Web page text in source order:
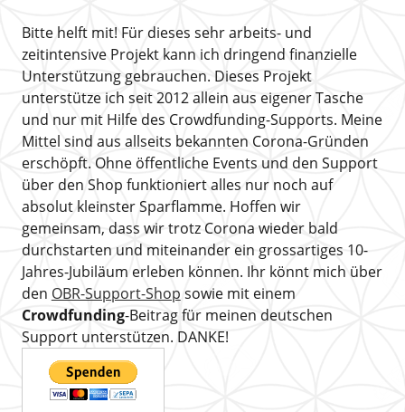
Bitte helft mit! Für dieses sehr arbeits- und
zeitintensive Projekt kann ich dringend finanzielle
Unterstützung gebrauchen. Dieses Projekt
unterstütze ich seit 2012 allein aus eigener Tasche
und nur mit Hilfe des Crowdfunding-Supports. Meine
Mittel sind aus allseits bekannten Corona-Gründen
erschöpft. Ohne öffentliche Events und den Support
über den Shop funktioniert alles nur noch auf
absolut kleinster Sparflamme. Hoffen wir
gemeinsam, dass wir trotz Corona wieder bald
durchstarten und miteinander ein grossartiges 10-
Jahres-Jubiläum erleben können. Ihr könnt mich über
den OBR-Support-Shop sowie mit einem
Crowdfunding-Beitrag für meinen deutschen
Support unterstützen. DANKE!